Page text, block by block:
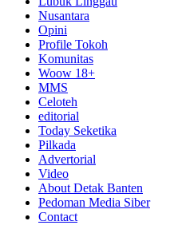
Nusantara
Opini
Profile Tokoh
Komunitas
Woow 18+
MMS
Celoteh
editorial
Today Seketika
Pilkada
Advertorial
Video
About Detak Banten
Pedoman Media Siber
Contact